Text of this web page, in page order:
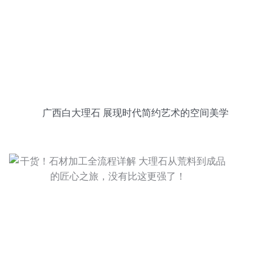
广西白大理石 展现时代简约艺术的空间美学